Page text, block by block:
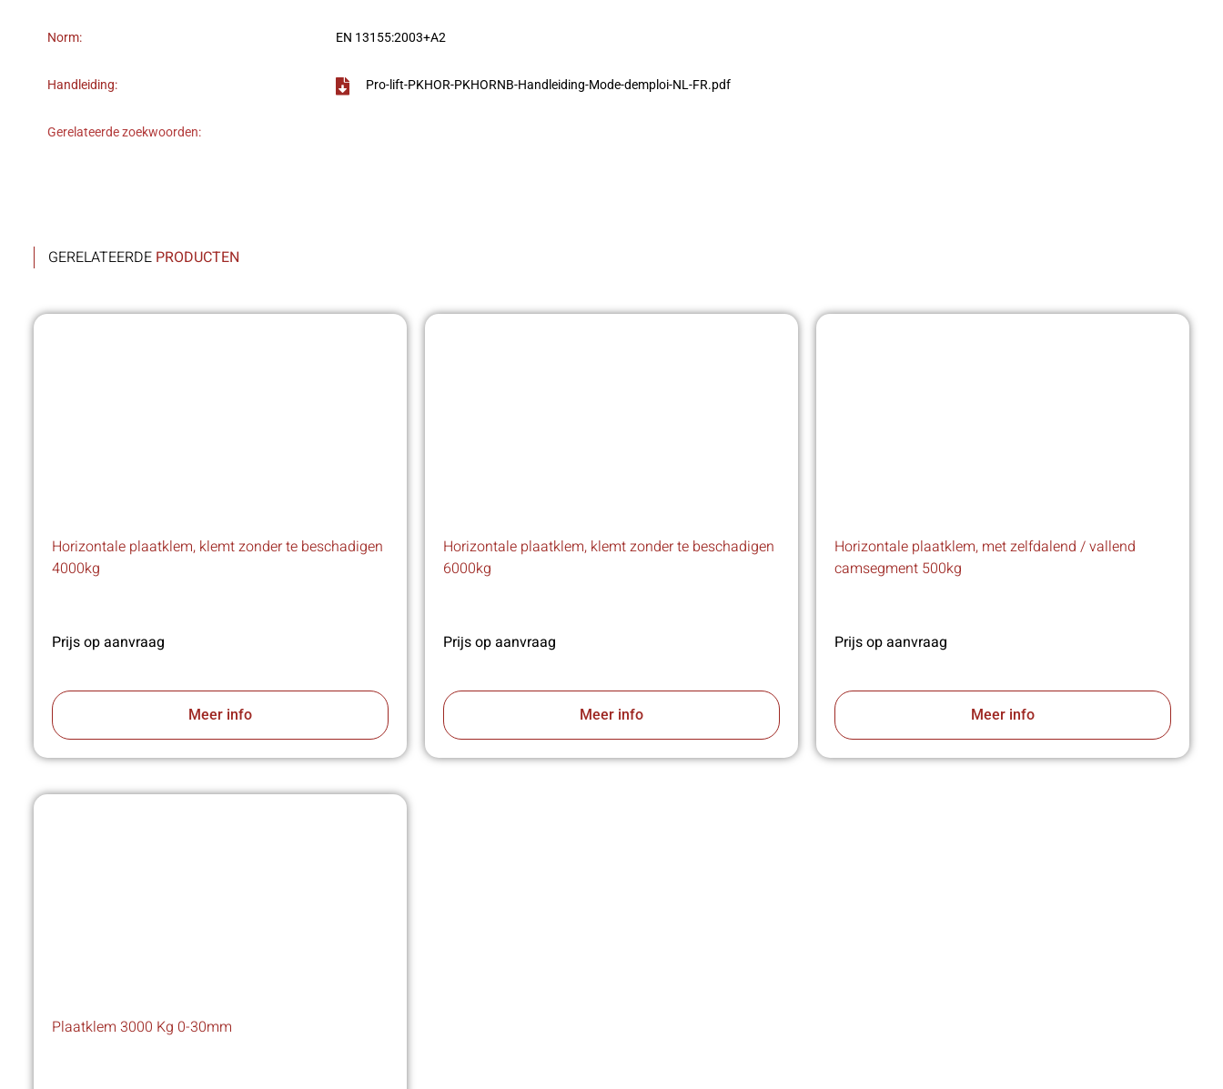
Norm: EN 13155:2003+A2
Handleiding: Pro-lift-PKHOR-PKHORNB-Handleiding-Mode-demploi-NL-FR.pdf
Gerelateerde zoekwoorden:
GERELATEERDE PRODUCTEN
Horizontale plaatklem, klemt zonder te beschadigen
4000kg
Prijs op aanvraag
Meer info
Horizontale plaatklem, klemt zonder te beschadigen
6000kg
Prijs op aanvraag
Meer info
Horizontale plaatklem, met zelfdalend / vallend
camsegment 500kg
Prijs op aanvraag
Meer info
Plaatklem 3000 Kg 0-30mm